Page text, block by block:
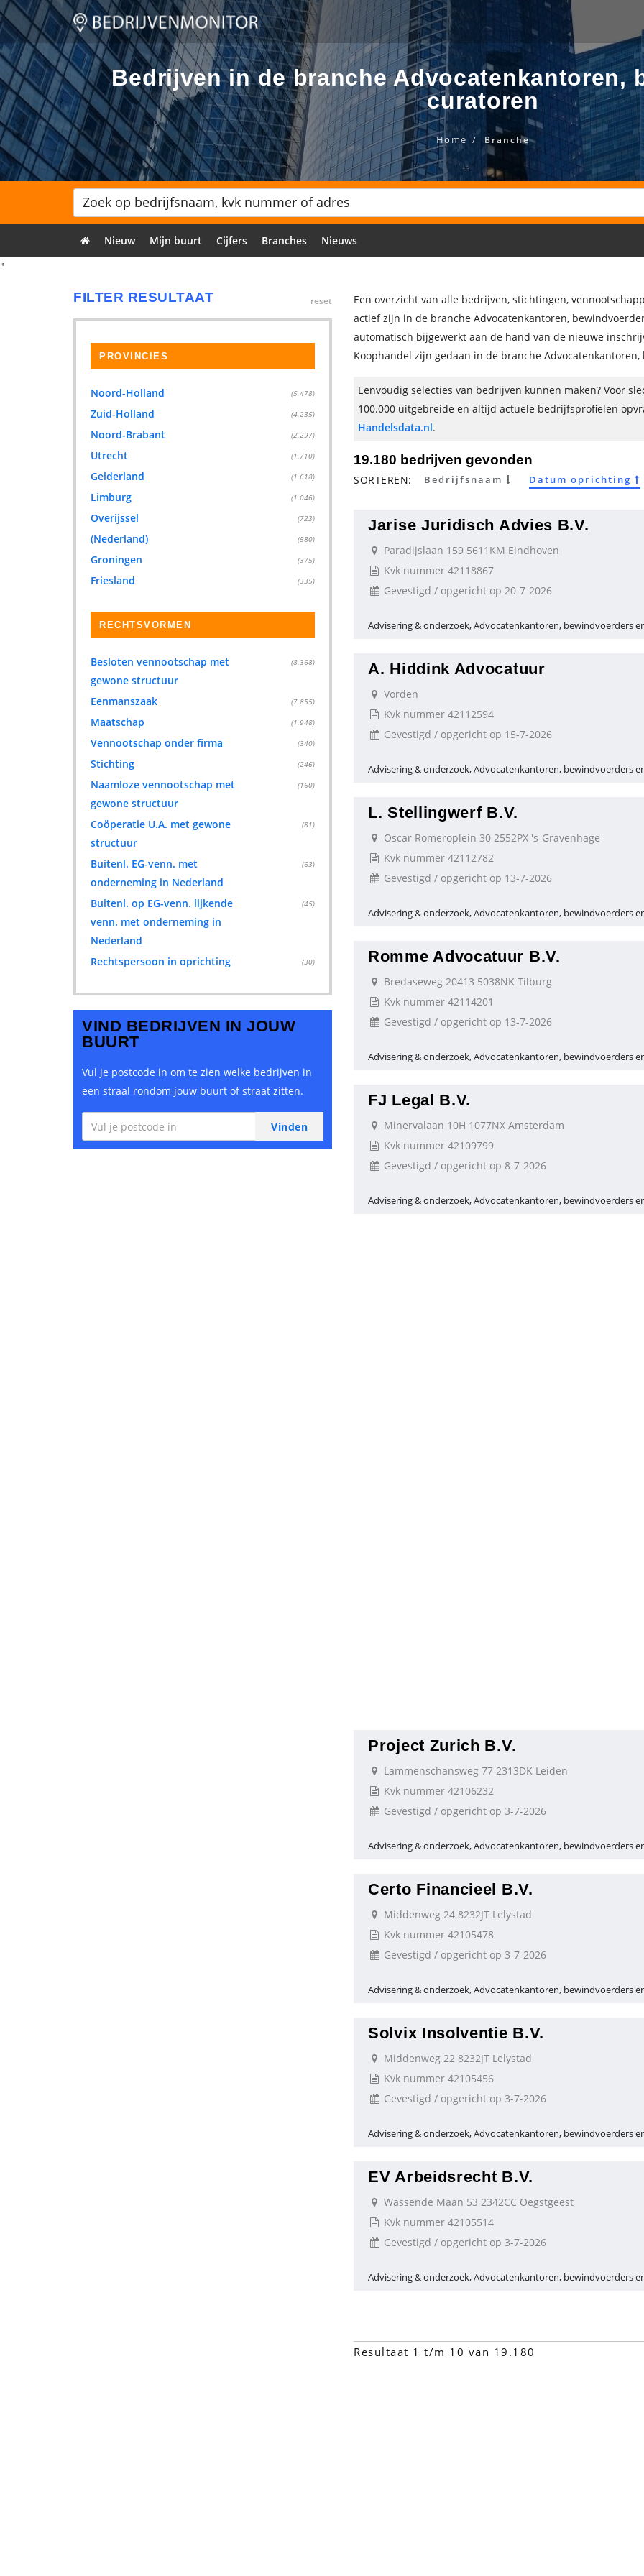
Bedrijven in de branche Advocatenkantoren,
curatoren
Home Branche
Nieuw Mijn buurt Cijfers Branches
Nieuws
"
FILTER RESULTAAT reset
PROVINCIES
Noord-Holland (5.478)
Zuid-Holland (4.235)
Noord-Brabant (2.297)
Utrecht (1.710)
Gelderland (1.618)
Limburg (1.046)
Overijssel (723)
(Nederland) (580)
Groningen (375)
Friesland (335)
RECHTSVORMEN
Besloten vennootschap met
gewone structuur
(8.368)
Eenmanszaak (7.855)
Maatschap (1.948)
Vennootschap onder firma (340)
Stichting (246)
Naamloze vennootschap met
gewone structuur
(160)
Coöperatie U.A. met gewone
structuur
(81)
Buitenl. EG-venn. met
onderneming in Nederland
(63)
Buitenl. op EG-venn. lijkende
venn. met onderneming in
Nederland
(45)
Rechtspersoon in oprichting (30)
VIND BEDRIJVEN IN JOUW
BUURT
Vul je postcode in om te zien welke bedrijven in
een straal rondom jouw buurt of straat zitten.
Een overzicht van alle bedrijven, stichtingen,
actief zijn in de branche Advocatenkantoren,
automatisch bijgewerkt aan de hand van de nieuwe
Koophandel zijn gedaan in de branche
Eenvoudig selecties van bedrijven kunnen maken? Voor
100.000 uitgebreide en altijd actuele bedrijfsprofielen
Handelsdata.nl.
19.180 bedrijven gevonden
SORTEREN: Bedrijfsnaam Datum oprichting
Jarise Juridisch Advies B.V.
Paradijslaan 159 5611KM Eindhoven
Kvk nummer 42118867
Gevestigd / opgericht op 20-7-2026
Advisering & onderzoek, Advocatenkantoren, bewindvoerders
A. Hiddink Advocatuur
Vorden
Kvk nummer 42112594
Gevestigd / opgericht op 15-7-2026
Advisering & onderzoek, Advocatenkantoren, bewindvoerders
L. Stellingwerf B.V.
Oscar Romeroplein 30 2552PX 's-Gravenhage
Kvk nummer 42112782
Gevestigd / opgericht op 13-7-2026
Advisering & onderzoek, Advocatenkantoren, bewindvoerders
Romme Advocatuur B.V.
Bredaseweg 20413 5038NK Tilburg
Kvk nummer 42114201
Gevestigd / opgericht op 13-7-2026
Advisering & onderzoek, Advocatenkantoren, bewindvoerders
FJ Legal B.V.
Minervalaan 10H 1077NX Amsterdam
Kvk nummer 42109799
Gevestigd / opgericht op 8-7-2026
Advisering & onderzoek, Advocatenkantoren, bewindvoerders
Project Zurich B.V.
Lammenschansweg 77 2313DK Leiden
Kvk nummer 42106232
Gevestigd / opgericht op 3-7-2026
Advisering & onderzoek, Advocatenkantoren, bewindvoerders
Certo Financieel B.V.
Middenweg 24 8232JT Lelystad
Kvk nummer 42105478
Gevestigd / opgericht op 3-7-2026
Advisering & onderzoek, Advocatenkantoren, bewindvoerders
Solvix Insolventie B.V.
Middenweg 22 8232JT Lelystad
Kvk nummer 42105456
Gevestigd / opgericht op 3-7-2026
Advisering & onderzoek, Advocatenkantoren, bewindvoerders
EV Arbeidsrecht B.V.
Wassende Maan 53 2342CC Oegstgeest
Kvk nummer 42105514
Gevestigd / opgericht op 3-7-2026
Advisering & onderzoek, Advocatenkantoren, bewindvoerders
Resultaat 1 t/m 10 van 19.180